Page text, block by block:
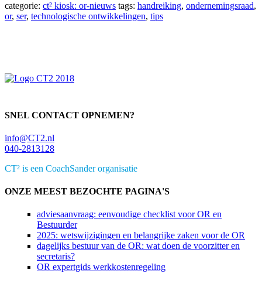
categorie: ct² kiosk: or-nieuws tags: handreiking, ondernemingsraad,
or, ser, technologische ontwikkelingen, tips
SNEL CONTACT OPNEMEN?
info@CT2.nl
040-2813128
CT² is een CoachSander organisatie
ONZE MEEST BEZOCHTE PAGINA'S
adviesaanvraag: eenvoudige checklist voor OR en
Bestuurder
2025: wetswijzigingen en belangrijke zaken voor de OR
dagelijks bestuur van de OR: wat doen de voorzitter en
secretaris?
OR expertgids werkkostenregeling